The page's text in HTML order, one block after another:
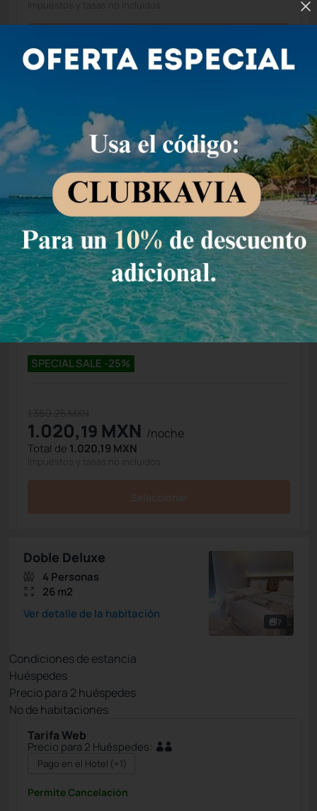
7
4 Personas
26 m2
Ver detalle de la habitación
Condiciones de estancia
Huéspedes
Precio para2huéspedes
Nº de habitaciones
Tarifa Web
Precio para 2 Huéspedes:
Pago en el Hotel(+1)
SPECIAL SALE -25%
Permite Cancelación
1.020,19 MXN /noche
Total de 1.020,19 MXN
7
Doble Deluxe
4 Personas
26 m2
Ver detalle de la habitación
Condiciones de estancia
Huéspedes
Precio para 2 huéspedes
Nº de habitaciones
Tarifa Web
Precio para 2 Huéspedes:
Pago en el Hotel (+1)
Permite Cancelación